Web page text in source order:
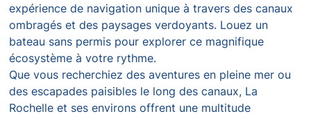
expérience de navigation unique à travers des canaux
ombragés et des paysages verdoyants. Louez un
bateau sans permis pour explorer ce magnifique
écosystème à votre rythme.
Que vous recherchiez des aventures en pleine mer ou
des escapades paisibles le long des canaux, La
Rochelle et ses environs offrent une multitude